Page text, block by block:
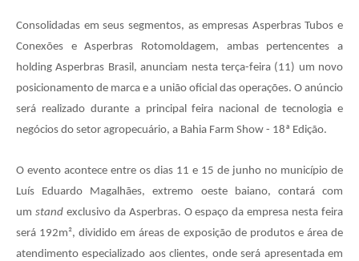
Consolidadas em seus segmentos, as empresas Asperbras Tubos e
Conexões e Asperbras Rotomoldagem, ambas pertencentes a
holding Asperbras Brasil, anunciam nesta terça-feira (11) um novo
posicionamento de marca e a união oficial das operações. O anúncio
será realizado durante a principal feira nacional de tecnologia e
negócios do setor agropecuário, a Bahia Farm Show - 18ª Edição.
O evento acontece entre os dias 11 e 15 de junho no município de
Luís Eduardo Magalhães, extremo oeste baiano, contará com
um standexclusivo da Asperbras. O espaço da empresa nesta feira
será 192m², dividido em áreas de exposição de produtos e área de
atendimento especializado aos clientes, onde será apresentada em